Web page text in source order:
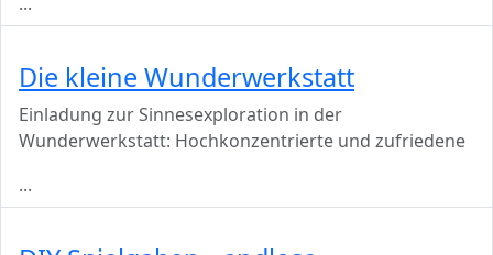
Die kleine Wunderwerkstatt
Einladung zur Sinnesexploration in der
Wunderwerkstatt: Hochkonzentrierte und zufriedene
...